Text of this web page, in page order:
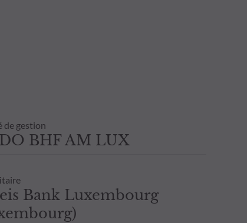
de gestion
BHF AM LUX
Bank Luxembourg
sur l’avis d’opéré et les
Il est donc recommandé